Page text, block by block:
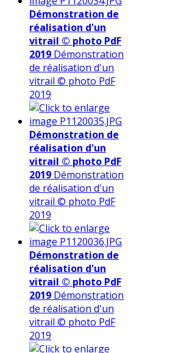
Démonstration de
réalisation d'un
vitrail © photo PdF
2019 Démonstration
de réalisation d'un
vitrail © photo PdF
2019
Démonstration de
réalisation d'un
vitrail © photo PdF
2019 Démonstration
de réalisation d'un
vitrail © photo PdF
2019
Démonstration de
réalisation d'un
vitrail © photo PdF
2019 Démonstration
de réalisation d'un
vitrail © photo PdF
2019